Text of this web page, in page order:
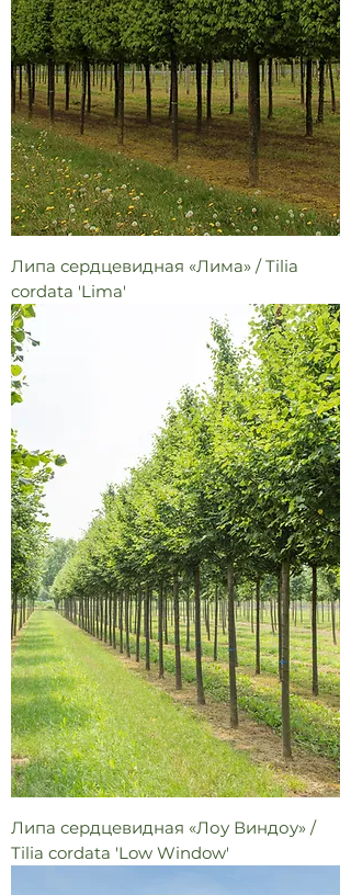
Липа сердцевидная «Лима» / Tilia
cordata 'Lima'
Липа сердцевидная «Лоу Виндоу» /
Tilia cordata 'Low Window'